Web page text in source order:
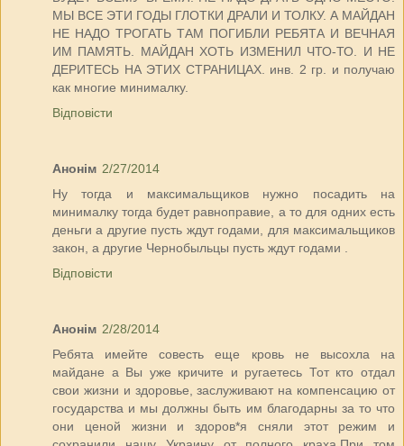
МЫ ВСЕ ЭТИ ГОДЫ ГЛОТКИ ДРАЛИ И ТОЛКУ. А МАЙДАН
НЕ НАДО ТРОГАТЬ ТАМ ПОГИБЛИ РЕБЯТА И ВЕЧНАЯ
ИМ ПАМЯТЬ. МАЙДАН ХОТЬ ИЗМЕНИЛ ЧТО-ТО. И НЕ
ДЕРИТЕСЬ НА ЭТИХ СТРАНИЦАХ. инв. 2 гр. и получаю
как многие минималку.
Відповісти
Анонім 2/27/2014
Ну тогда и максимальщиков нужно посадить на
минималку тогда будет равноправие, а то для одних есть
деньги а другие пусть ждут годами, для максимальщиков
закон, а другие Чернобыльцы пусть ждут годами .
Відповісти
Анонім 2/28/2014
Ребята имейте совесть еще кровь не высохла на
майдане а Вы уже кричите и ругаетесь Тот кто отдал
свои жизни и здоровье, заслуживают на компенсацию от
государства и мы должны быть им благодарны за то что
они ценой жизни и здоров*я сняли этот режим и